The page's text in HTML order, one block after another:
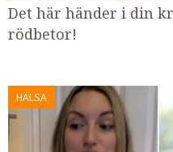
Det här händer i din
rödbetor!
HÄLSA